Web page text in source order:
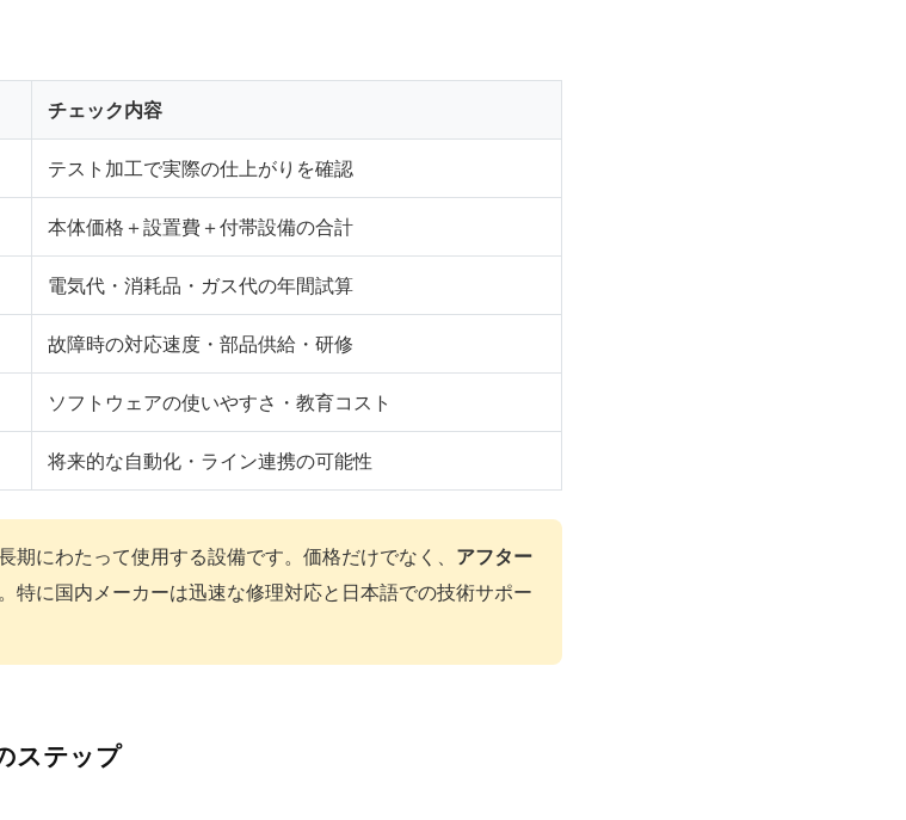
チェック内容
テスト加工で実際の仕上がりを確認
本体価格＋設置費＋付帯設備の合計
電気代・消耗品・ガス代の年間試算
故障時の対応速度・部品供給・研修
ソフトウェアの使いやすさ・教育コスト
将来的な自動化・ライン連携の可能性
期にわたって使用する設備です。価格だけでなく、 アフター
特に国内メーカーは迅速な修理対応と日本語での技術サポー
ステップ